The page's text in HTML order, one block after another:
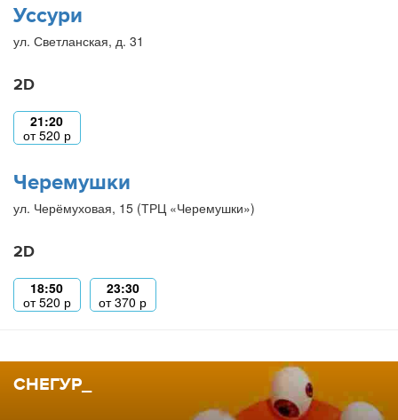
Уссури
ул. Светланская, д. 31
2D
21:20
от520 р
Черемушки
ул. Черёмуховая, 15 (ТРЦ «Черемушки»)
2D
18:50
от520 р
23:30
от370 р
СНЕГУР_